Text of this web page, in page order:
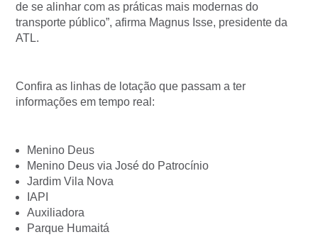
de se alinhar com as práticas mais modernas do
transporte público”, afirma Magnus Isse, presidente da
ATL.
Confira as linhas de lotação que passam a ter
informações em tempo real:
Menino Deus
Menino Deus via José do Patrocínio
Jardim Vila Nova
IAPI
Auxiliadora
Parque Humaitá